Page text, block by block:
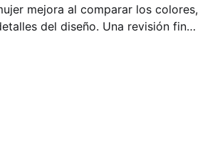
mejora al comparar los colores,
del diseño. Una revisión final
cuello.